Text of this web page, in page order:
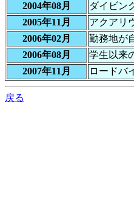
2004年08月
ダイビン
2005年11月
アクアリ
2006年02月
勤務地が
2006年08月
学生以来
2007年11月
ロードバ
戻る